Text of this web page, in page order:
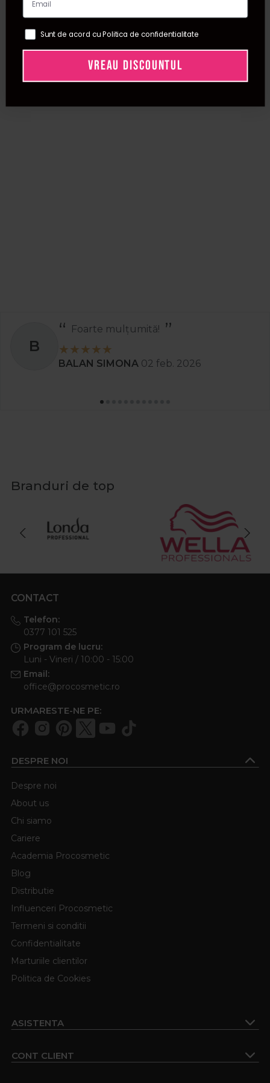
B
Foarte mulțumită!
BALAN SIMONA 02 feb. 2026
Branduri de top
CONTACT
Telefon:
0377 101 525
Program de lucru:
Luni - Vineri / 10:00 - 15:00
Email:
office@procosmetic.ro
URMARESTE-NE PE:
DESPRE NOI
Despre noi
About us
Chi siamo
Cariere
Academia Procosmetic
Blog
Distributie
Influenceri Procosmetic
Termeni si conditii
Confidentialitate
Marturiile clientilor
Politica de Cookies
ASISTENTA
CONT CLIENT
Sunt de acord cu Politica de confidentialitate
VREAU DISCOUNTUL